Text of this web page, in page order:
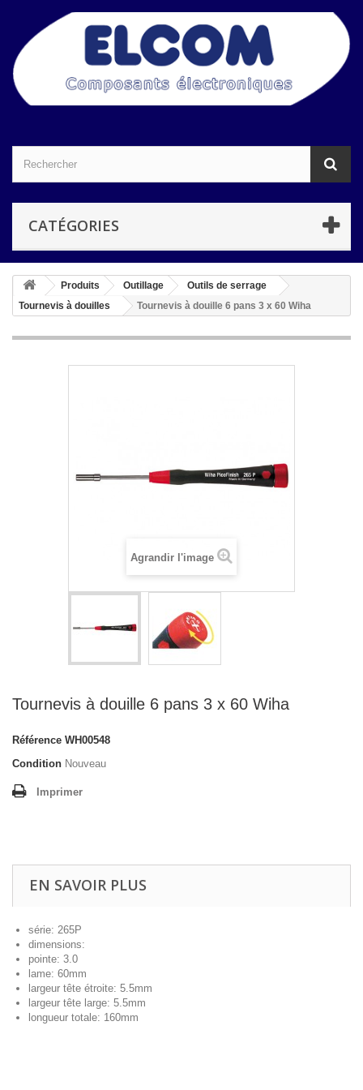
CATÉGORIES
Produits Outillage
Outils de serrage
Tournevis à douilles
Tournevis à douille 6 pans 3 x 60 Wiha
Agrandir l'image
Tournevis à douille 6 pans 3 x 60 Wiha
Référence WH00548
Condition Nouveau
Imprimer
EN SAVOIR PLUS
série: 265P
dimensions:
pointe: 3.0
lame: 60mm
largeur tête étroite: 5.5mm
largeur tête large: 5.5mm
longueur totale: 160mm